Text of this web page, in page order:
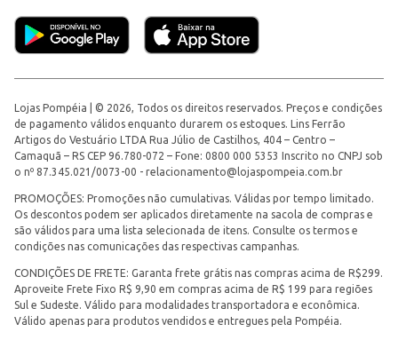
Lojas Pompéia | © 2026, Todos os direitos reservados. Preços e condições
de pagamento válidos enquanto durarem os estoques. Lins Ferrão
Artigos do Vestuário LTDA Rua Júlio de Castilhos, 404 – Centro –
Camaquã – RS CEP 96.780-072 – Fone: 0800 000 5353 Inscrito no CNPJ sob
o nº 87.345.021/0073-00 - relacionamento@lojaspompeia.com.br
PROMOÇÕES: Promoções não cumulativas. Válidas por tempo limitado.
Os descontos podem ser aplicados diretamente na sacola de compras e
são válidos para uma lista selecionada de itens. Consulte os termos e
condições nas comunicações das respectivas campanhas.
CONDIÇÕES DE FRETE: Garanta frete grátis nas compras acima de R$299.
Aproveite Frete Fixo R$ 9,90 em compras acima de R$ 199 para regiões
Sul e Sudeste. Válido para modalidades transportadora e econômica.
Válido apenas para produtos vendidos e entregues pela Pompéia.